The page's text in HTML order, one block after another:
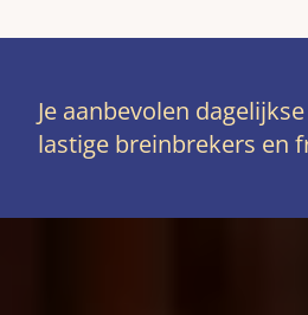
Je aanbevolen
lastige breinbrekers en